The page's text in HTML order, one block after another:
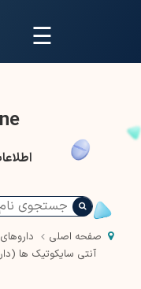
☰
صفحه اصلی
آنتی سایکوتیک ها